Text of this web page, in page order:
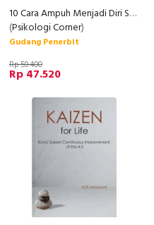
10 Cara Ampuh Menjadi Diri Sendiri Dan Tetap Disukai
(Psikologi Corner)
Gudang Penerbit
Rp 59.400
Rp 47.520